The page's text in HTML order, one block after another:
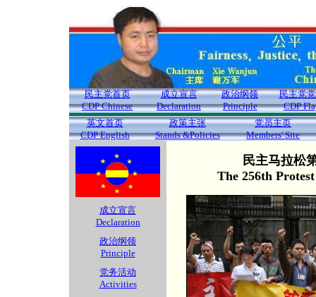
民主党首页
CDP Chinese
成立宣言
Declaration
政治纲领
Principle
民主党
CDP
英文首页
CDP English
政策主张
Stands &Policies
党员主页
Members' Site
成立宣言
Declaration
政治纲领
Principle
党务活动
Activities
民主马拉松
The 256th